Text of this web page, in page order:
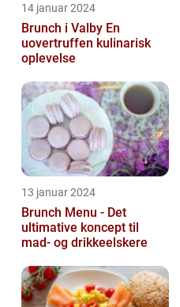
14 januar 2024
Brunch i Valby En
uovertruffen kulinarisk
oplevelse
13 januar 2024
Brunch Menu - Det
ultimative koncept til
mad- og drikkeelskere